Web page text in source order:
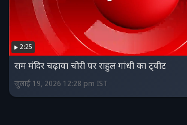
2:25
राम मंदिर चढ़ावा चोरी पर राहुल गांधी का ट्वीट
जुलाई 19, 2026 12:28 pm IST